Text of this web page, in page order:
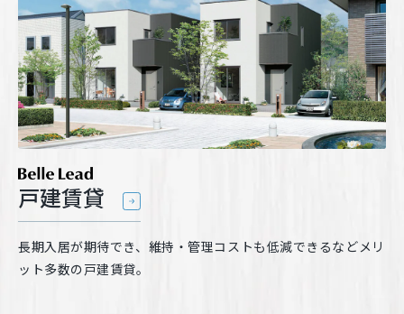
戸建賃貸
長期入居が期待でき、維持・管理コストも低減できるなどメリ
ット多数の戸建賃貸。